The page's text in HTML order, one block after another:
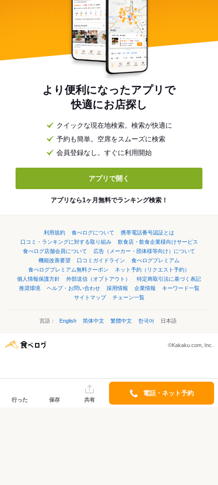
より便利になったアプリで
快適にお店探し
クイックな現在地検索。検索が快適に
予約も簡単。空席をスムーズに検索
会員登録なし。すぐに利用開始
アプリで開く
アプリなら1ヶ月無料でランキング検索！
利用規約 食べログについて
携帯電話番号認証とは
口コミ・ランキングに対する取り組み
飲食店・飲食企業様向けサービス
食べログ店舗会員について
広告（メーカー・団体様等向け）について
機能改善要望
口コミガイドライン
食べログプレミアム
食べログプレミアム無料クーポン
ネット予約（リクエスト予約）
個人情報保護方針
外部送信（オプトアウト）
特定商取引法に基づく表記
推奨環境
ヘルプ・お問い合わせ 採用情報 企業情報
キーワード一覧
サイトマップ
チェーン一覧
言語： English 简体中文 繁體中文 한국어 日本語
©Kakaku.com, Inc.
行った 保存 共有
電話・ネット予約